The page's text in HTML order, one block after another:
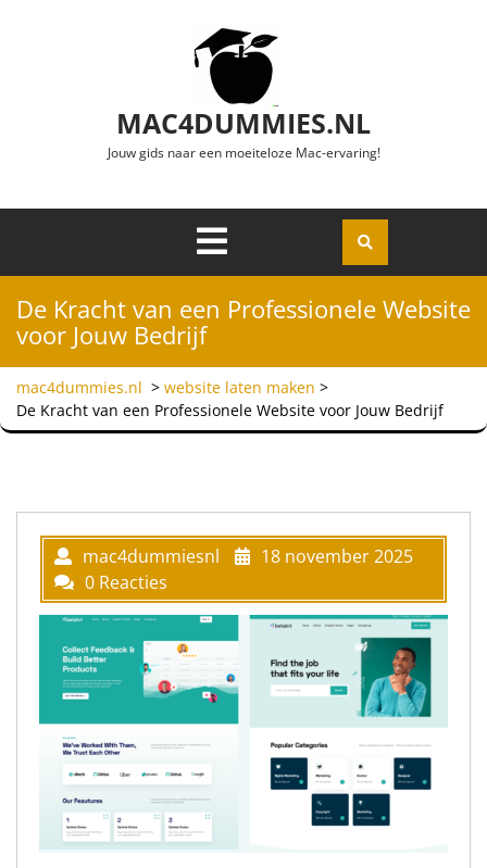
MAC4DUMMIES.NL
Jouw gids naar een moeiteloze Mac-ervaring!
Openen
De Kracht van een Professionele Website
voor Jouw Bedrijf
mac4dummies.nl > website laten maken >
De Kracht van een Professionele Website voor Jouw Bedrijf
mac4dummiesnl
18 november 2025
0 Reacties